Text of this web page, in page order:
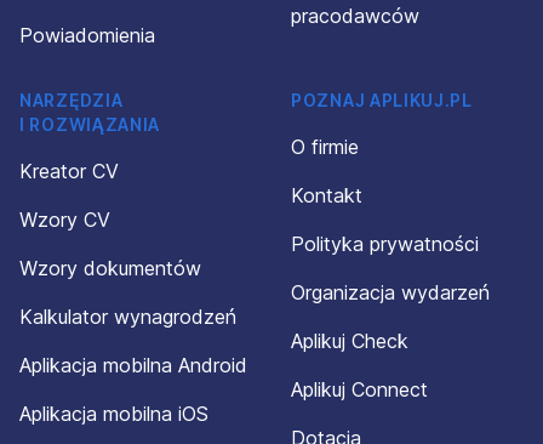
Powiadomienia
pracodawców
NARZĘDZIA
I ROZWIĄZANIA
Kreator CV
Wzory CV
Wzory dokumentów
Kalkulator wynagrodzeń
Aplikacja mobilna Android
Aplikacja mobilna iOS
POZNAJ APLIKUJ.PL
O firmie
Kontakt
Polityka prywatności
Organizacja wydarzeń
Aplikuj Check
Aplikuj Connect
Dotacja